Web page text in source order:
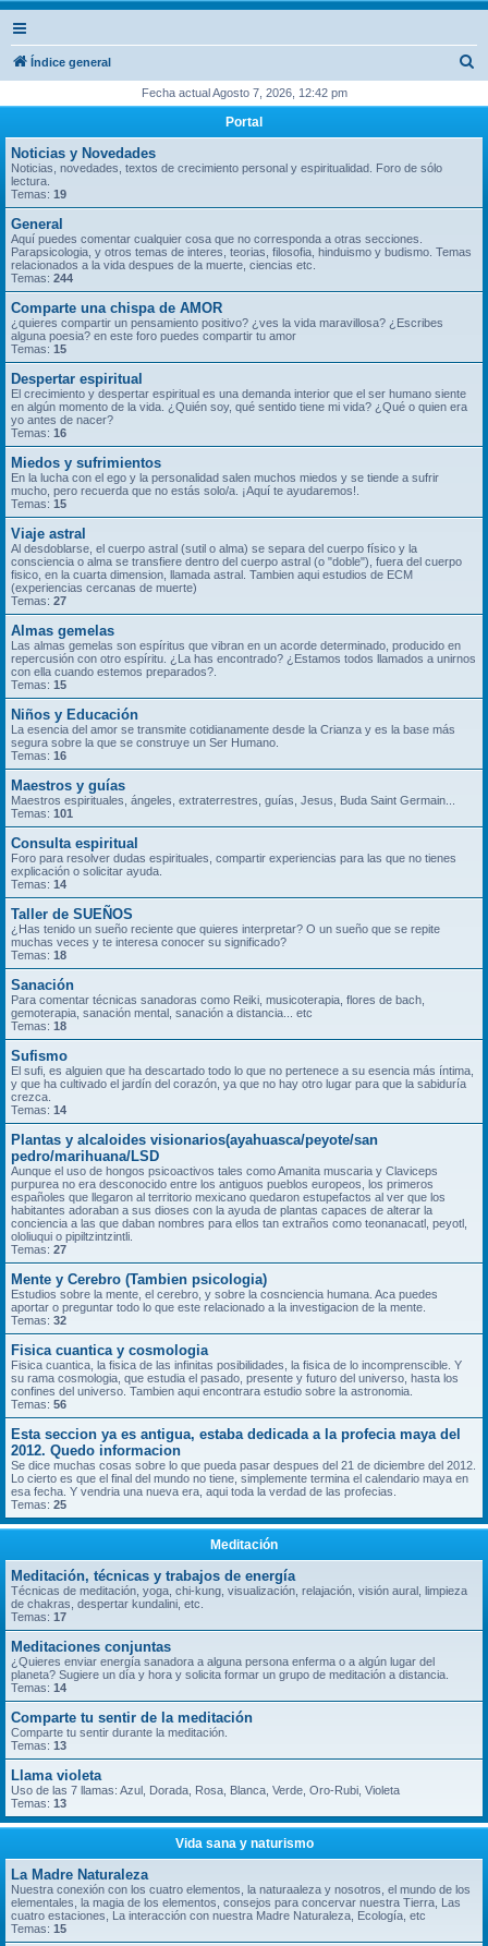
Índice general
c
Fecha actual Agosto 7, 2026, 12:42 pm
Portal
Noticias y Novedades
Noticias, novedades, textos de crecimiento personal y espiritualidad. Foro de sólo
lectura.
Temas: 19
General
Aquí puedes comentar cualquier cosa que no corresponda a otras secciones.
Parapsicologia, y otros temas de interes, teorias, filosofia, hinduismo y budismo. Temas
relacionados a la vida despues de la muerte, ciencias etc.
Temas: 244
Comparte una chispa de AMOR
¿quieres compartir un pensamiento positivo? ¿ves la vida maravillosa? ¿Escribes
alguna poesia? en este foro puedes compartir tu amor
Temas: 15
Despertar espiritual
El crecimiento y despertar espiritual es una demanda interior que el ser humano siente
en algún momento de la vida. ¿Quién soy, qué sentido tiene mi vida? ¿Qué o quien era
yo antes de nacer?
Temas: 16
Miedos y sufrimientos
En la lucha con el ego y la personalidad salen muchos miedos y se tiende a sufrir
mucho, pero recuerda que no estás solo/a. ¡Aquí te ayudaremos!.
Temas: 15
Viaje astral
Al desdoblarse, el cuerpo astral (sutil o alma) se separa del cuerpo físico y la
consciencia o alma se transfiere dentro del cuerpo astral (o "doble"), fuera del cuerpo
fisico, en la cuarta dimension, llamada astral. Tambien aqui estudios de ECM
(experiencias cercanas de muerte)
Temas: 27
Almas gemelas
Las almas gemelas son espíritus que vibran en un acorde determinado, producido en
repercusión con otro espíritu. ¿La has encontrado? ¿Estamos todos llamados a unirnos
con ella cuando estemos preparados?.
Temas: 15
Niños y Educación
La esencia del amor se transmite cotidianamente desde la Crianza y es la base más
segura sobre la que se construye un Ser Humano.
Temas: 16
Maestros y guías
Maestros espirituales, ángeles, extraterrestres, guías, Jesus, Buda Saint Germain...
Temas: 101
Consulta espiritual
Foro para resolver dudas espirituales, compartir experiencias para las que no tienes
explicación o solicitar ayuda.
Temas: 14
Taller de SUEÑOS
¿Has tenido un sueño reciente que quieres interpretar? O un sueño que se repite
muchas veces y te interesa conocer su significado?
Temas: 18
Sanación
Para comentar técnicas sanadoras como Reiki, musicoterapia, flores de bach,
gemoterapia, sanación mental, sanación a distancia... etc
Temas: 18
Sufismo
El sufi, es alguien que ha descartado todo lo que no pertenece a su esencia más íntima,
y que ha cultivado el jardín del corazón, ya que no hay otro lugar para que la sabiduría
crezca.
Temas: 14
Plantas y alcaloides visionarios(ayahuasca/peyote/san
pedro/marihuana/LSD
Aunque el uso de hongos psicoactivos tales como Amanita muscaria y Claviceps
purpurea no era desconocido entre los antiguos pueblos europeos, los primeros
españoles que llegaron al territorio mexicano quedaron estupefactos al ver que los
habitantes adoraban a sus dioses con la ayuda de plantas capaces de alterar la
conciencia a las que daban nombres para ellos tan extraños como teonanacatl, peyotl,
ololiuqui o pipiltzintzintli.
Temas: 27
Mente y Cerebro (Tambien psicologia)
Estudios sobre la mente, el cerebro, y sobre la cosnciencia humana. Aca puedes
aportar o preguntar todo lo que este relacionado a la investigacion de la mente.
Temas: 32
Fisica cuantica y cosmologia
Fisica cuantica, la fisica de las infinitas posibilidades, la fisica de lo incomprenscible. Y
su rama cosmologia, que estudia el pasado, presente y futuro del universo, hasta los
confines del universo. Tambien aqui encontrara estudio sobre la astronomia.
Temas: 56
Esta seccion ya es antigua, estaba dedicada a la profecia maya del
2012. Quedo informacion
Se dice muchas cosas sobre lo que pueda pasar despues del 21 de diciembre del 2012.
Lo cierto es que el final del mundo no tiene, simplemente termina el calendario maya en
esa fecha. Y vendria una nueva era, aqui toda la verdad de las profecias.
Temas: 25
Meditación
Meditación, técnicas y trabajos de energía
Técnicas de meditación, yoga, chi-kung, visualización, relajación, visión aural, limpieza
de chakras, despertar kundalini, etc.
Temas: 17
Meditaciones conjuntas
¿Quieres enviar energía sanadora a alguna persona enferma o a algún lugar del
planeta? Sugiere un día y hora y solicita formar un grupo de meditación a distancia.
Temas: 14
Comparte tu sentir de la meditación
Comparte tu sentir durante la meditación.
Temas: 13
Llama violeta
Uso de las 7 llamas: Azul, Dorada, Rosa, Blanca, Verde, Oro-Rubi, Violeta
Temas: 13
Vida sana y naturismo
La Madre Naturaleza
Nuestra conexión con los cuatro elementos, la naturaaleza y nosotros, el mundo de los
elementales, la magia de los elementos, consejos para concervar nuestra Tierra, Las
cuatro estaciones, La interacción con nuestra Madre Naturaleza, Ecología, etc
Temas: 15